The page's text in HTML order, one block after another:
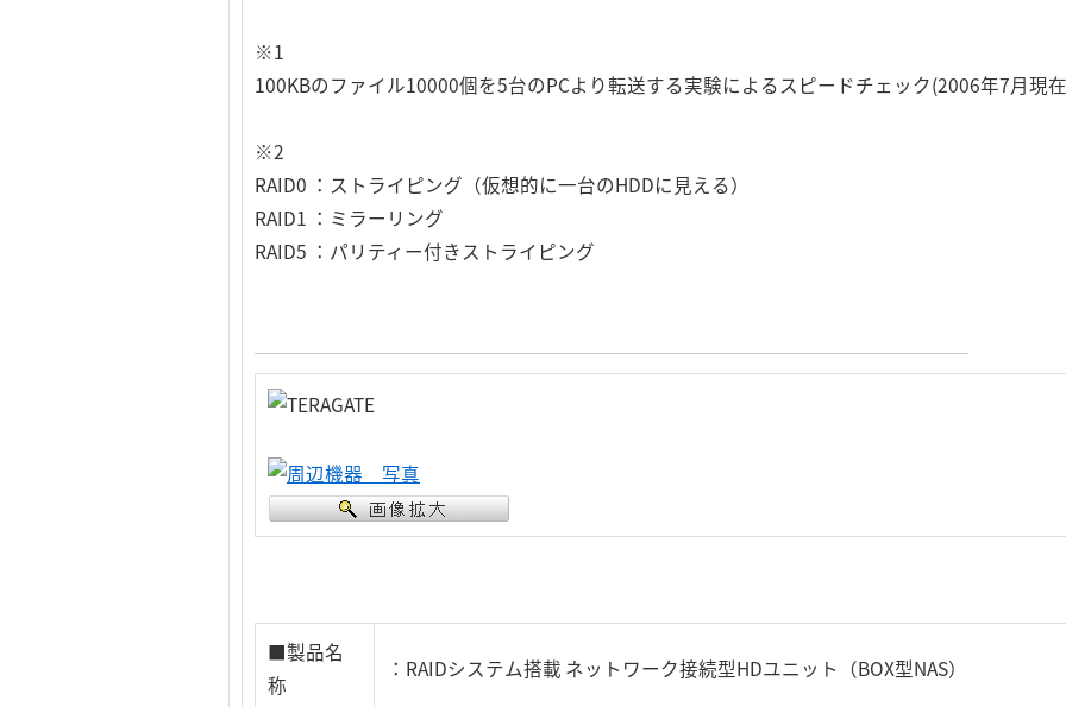
※1
100KBのファイル10000個を5台のPCより転送する実験によるスピードチェック(2006年7月現
※2
RAID0 ：ストライピング（仮想的に一台のHDDに見える）
RAID1 ：ミラーリング
RAID5 ：パリティー付きストライピング
■製品名
称
：RAIDシステム搭載 ネットワーク接続型HDユニット（BOX型NAS）